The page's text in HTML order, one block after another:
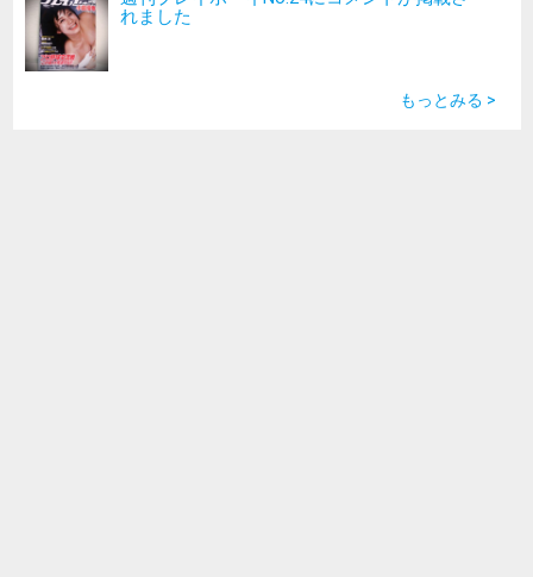
れました
もっとみる >